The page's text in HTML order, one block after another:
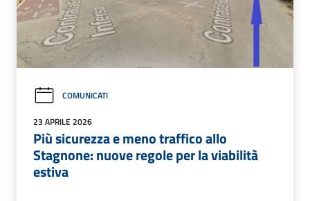
COMUNICATI
23 APRILE 2026
Più sicurezza e meno traffico allo
Stagnone: nuove regole per la viabilità
estiva